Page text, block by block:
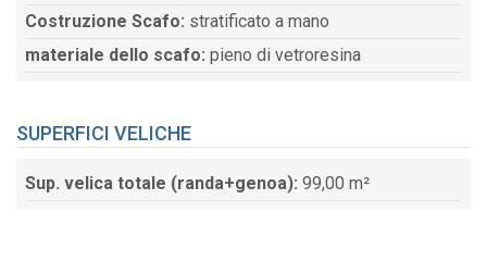
Costruzione Scafo: stratificato a mano
materiale dello scafo: pieno di vetroresina
SUPERFICI VELICHE
Sup. velica totale (randa+genoa): 99,00 m²